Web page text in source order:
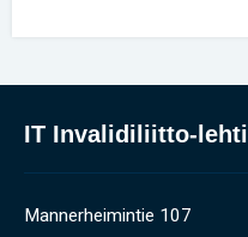
IT Invalidiliitto-lehti
Mannerheimintie 107